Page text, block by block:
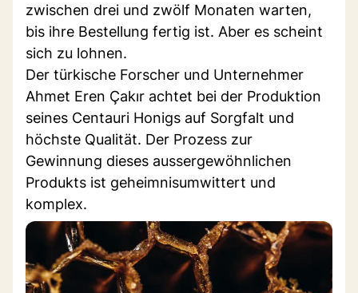
zwischen drei und zwölf Monaten warten,
bis ihre Bestellung fertig ist. Aber es scheint
sich zu lohnen.
Der türkische Forscher und Unternehmer
Ahmet Eren Çakır achtet bei der Produktion
seines Centauri Honigs auf Sorgfalt und
höchste Qualität. Der Prozess zur
Gewinnung dieses aussergewöhnlichen
Produkts ist geheimnisumwittert und
komplex.